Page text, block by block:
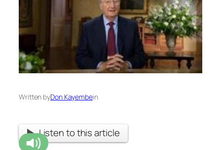
Written byDon Kayembein
Listen to this article